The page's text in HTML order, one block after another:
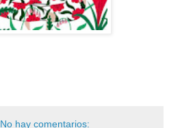
No hay comentarios: